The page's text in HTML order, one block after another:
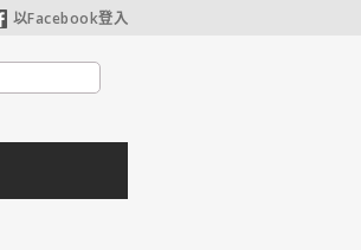
以Facebook登入